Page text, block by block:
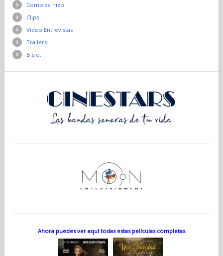
Como se hizo
Clips
Vídeo Entrevistas
Trailers
B.s.o.
Ahora puedes ver aquí todas estas películas completas